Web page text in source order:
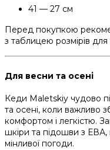
41 — 27 см
Перед покупкою
з таблицею розмірів
Для весни та осені
Кеди Maletskiy чудово
та осені, коли важливо
комфортом і легкістю.
шкіри та підошви з ЕВА,
мінливої погоди.